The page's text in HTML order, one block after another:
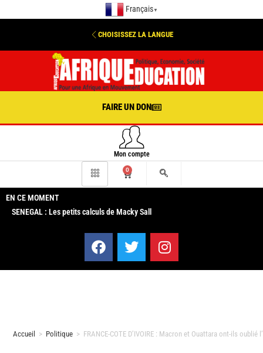
Français ▼
CHOISISSEZ LA LANGUE
FAIRE UN DON
Mon compte
0
EN CE MOMENT
SENEGAL : Les petits calculs de Macky Sall
Accueil > Politique > FRANCE-COTE D’IVOIRE : Macron et Ouattara ont-ils